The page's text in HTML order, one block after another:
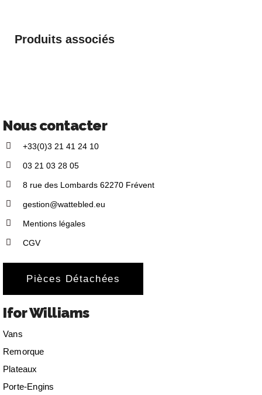
Produits associés
Nous contacter
+33(0)3 21 41 24 10
03 21 03 28 05
8 rue des Lombards 62270 Frévent
gestion@wattebled.eu
Mentions légales
CGV
Pièces Détachées
Ifor Williams
Vans
Remorque
Plateaux
Porte-Engins